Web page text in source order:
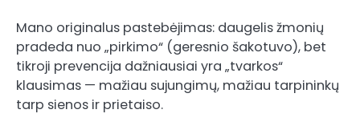
Mano originalus pastebėjimas: daugelis žmonių
pradeda nuo „pirkimo“ (geresnio šakotuvo), bet
tikroji prevencija dažniausiai yra „tvarkos“
klausimas — mažiau sujungimų, mažiau tarpininkų
tarp sienos ir prietaiso.